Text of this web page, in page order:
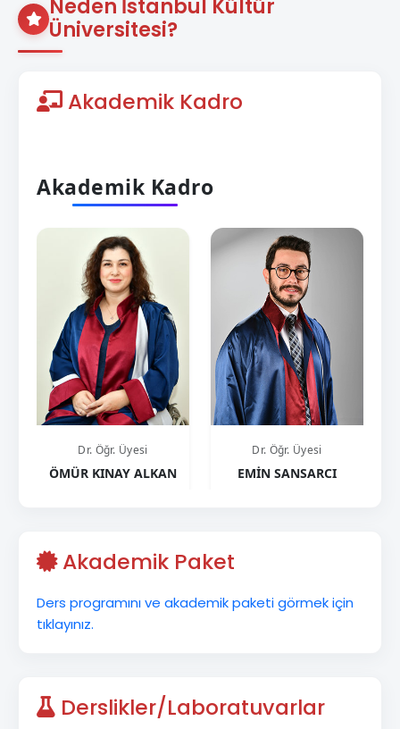
Neden İstanbul Kültür
Üniversitesi?
Akademik Kadro
Akademik Paket
Ders programını ve akademik paketi görmek için
tıklayınız.
Derslikler/Laboratuvarlar